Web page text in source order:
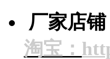
厂家店铺
淘宝：